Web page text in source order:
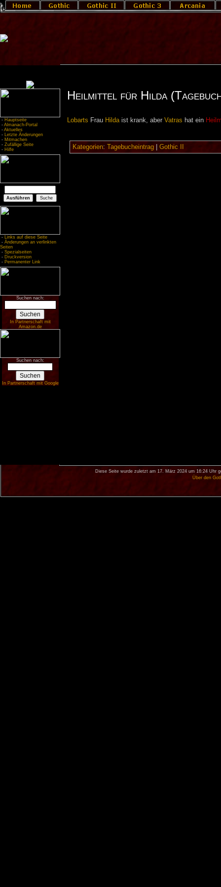
- Hauptseite
- Almanach-Portal
- Aktuelles
- Letzte Änderungen
- Mitmachen
- Zufällige Seite
- Hilfe
- Links auf diese Seite
- Änderungen an verlinkten
Seiten
- Spezialseiten
- Druckversion
- Permanenter Link
Suchen nach:
In Partnerschaft mit
Amazon.de
Suchen nach:
In Partnerschaft mit Google
Heilmittel für Hilda
Lobarts Frau Hildaist krank, aber Vatras hat ein
Kategorien: Tagebucheintrag| Gothic II
Diese Seite wurde zuletzt am 17. März 2024 um 16:24 Uhr
Über den